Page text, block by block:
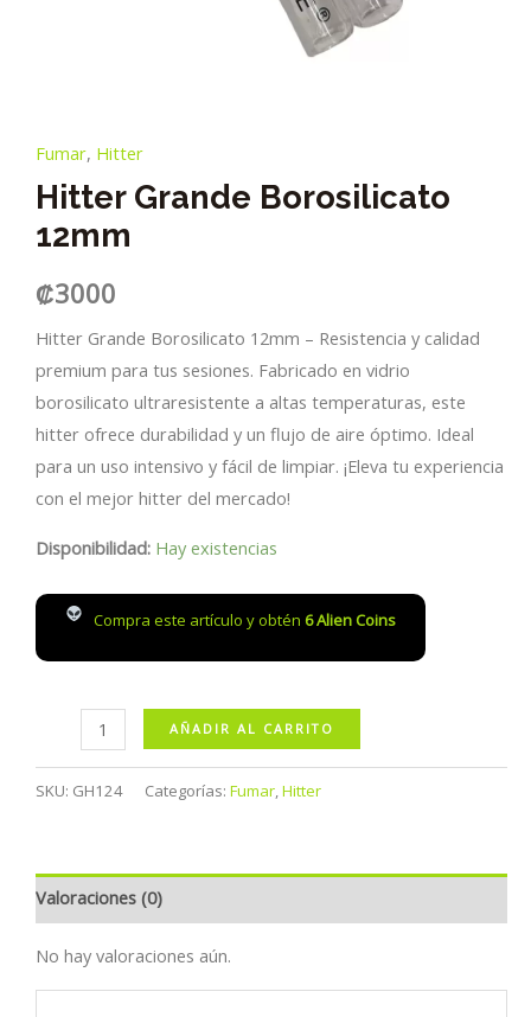
Fumar, Hitter
Hitter Grande Borosilicato
12mm
₡3000
Hitter Grande Borosilicato 12mm – Resistencia y calidad
premium para tus sesiones. Fabricado en vidrio
borosilicato ultraresistente a altas temperaturas, este
hitter ofrece durabilidad y un flujo de aire óptimo. Ideal
para un uso intensivo y fácil de limpiar. ¡Eleva tu experiencia
con el mejor hitter del mercado!
Disponibilidad: Hay existencias
Compra este artículo y obtén 6Alien Coins
Grande
Borosilicato
AÑADIR AL CARRITO
SKU: GH124 Categorías: Fumar,Hitter
Valoraciones (0)
No hay valoraciones aún.